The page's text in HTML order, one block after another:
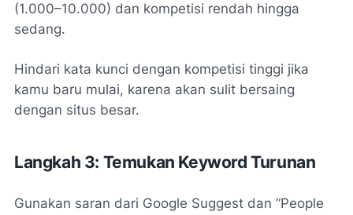
(1.000–10.000) dan kompetisi rendah hingga
sedang.
Hindari kata kunci dengan kompetisi tinggi jika
kamu baru mulai, karena akan sulit bersaing
dengan situs besar.
Langkah 3: Temukan Keyword Turunan
Gunakan saran dari Google Suggest dan “People